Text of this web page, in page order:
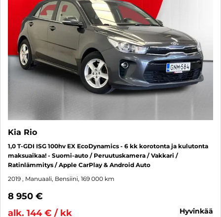
Kia Rio
1,0 T-GDI ISG 100hv EX EcoDynamics - 6 kk korotonta ja kulutonta
maksuaikaa! - Suomi-auto / Peruutuskamera / Vakkari /
Ratinlämmitys / Apple CarPlay & Android Auto
2019 , Manuaali, Bensiini, 169 000 km
8 950 €
alk. 144 € / kk
hyvinkää